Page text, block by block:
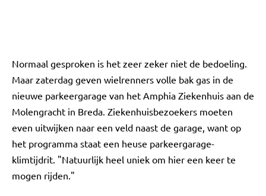
Normaal gesproken is het zeer zeker niet de bedoeling.
Maar zaterdag geven wielrenners volle bak gas in de
nieuwe parkeergarage van het Amphia Ziekenhuis aan de
Molengracht in Breda. Ziekenhuisbezoekers moeten
even uitwijken naar een veld naast de garage, want op
het programma staat een heuse parkeergarage-
klimtijdrit. "Natuurlijk heel uniek om hier een keer te
mogen rijden."